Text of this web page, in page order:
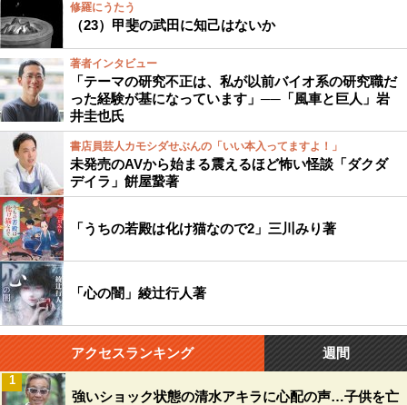
修羅にうたう
（23）甲斐の武田に知己はないか
著者インタビュー
「テーマの研究不正は、私が以前バイオ系の研究職だ
った経験が基になっています」──「風車と巨人」岩
井圭也氏
書店員芸人カモシダせぶんの「いい本入ってますよ！」
未発売のAVから始まる震えるほど怖い怪談「ダクダ
デイラ」餠屋䖸著
「うちの若殿は化け猫なので2」三川みり著
「心の闇」綾辻行人著
アクセスランキング 週間
強いショック状態の清水アキラに心配の声…子供を亡
1